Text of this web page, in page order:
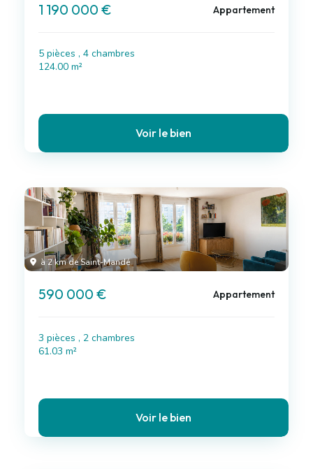
1 190 000 € Appartement
5 pièces , 4 chambres
124.00 m²
Voir le bien
à 2 km de Saint-Mandé
590 000 € Appartement
3 pièces , 2 chambres
61.03 m²
Voir le bien